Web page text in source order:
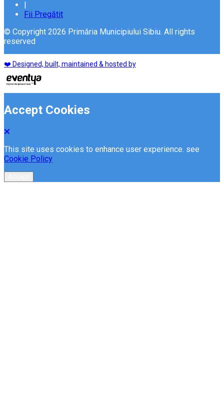
|
Fii Pregătit
© Copyright 2026 Primăria Municipiului Sibiu. All rights
reserved
❤️ Designed, built, maintained & hosted by
Accept Cookies
This site uses cookies to enhance user experience. see
Cookie Policy